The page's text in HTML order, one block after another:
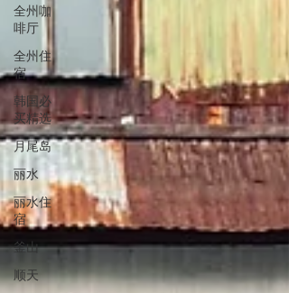
全州咖
啡厅
全州住
宿
韩国必
买精选
月尾岛
丽水
丽水住
宿
釜山
顺天